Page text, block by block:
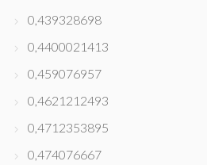
0,439328698
0,4400021413
0,459076957
0,4621212493
0,4712353895
0,474076667